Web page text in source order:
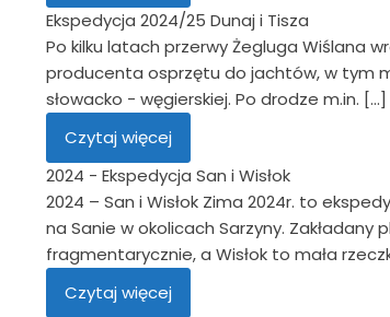
Ekspedycja 2024/25 Dunaj i Tisza
Po kilku latach przerwy Żegluga Wiślana
producenta osprzętu do jachtów, w tym
słowacko - węgierskiej. Po drodze m.in. […]
Czytaj więcej
2024 - Ekspedycja San i Wisłok
2024 – San i Wisłok Zima 2024r. to
na Sanie w okolicach Sarzyny.
fragmentarycznie, a Wisłok to mała
Czytaj więcej